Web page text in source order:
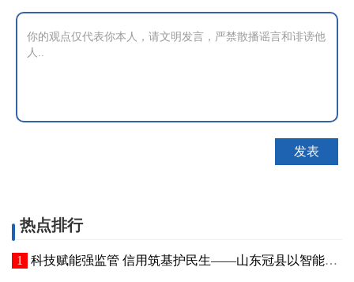
热点排行
科技赋能强监管 信用筑基护民生——山东冠县以智能管控提质“两定机构”医保服务能力